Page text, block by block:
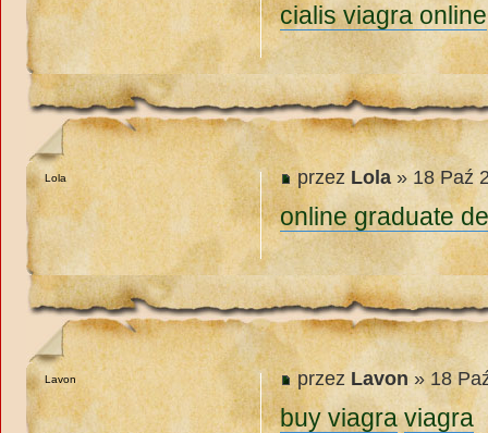
cialis viagra online
przez Lola » 18 Paź
online graduate
Lola
przez Lavon» 18
buy viagra viagra
Lavon